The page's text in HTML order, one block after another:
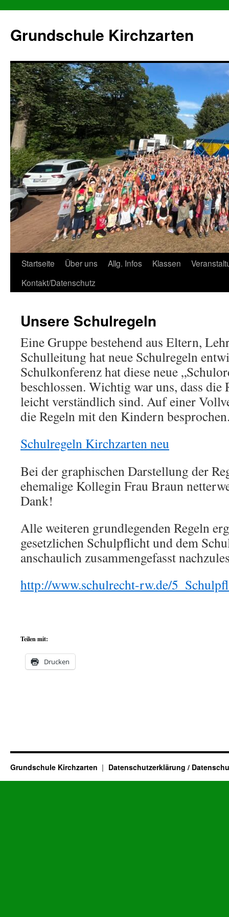
Grundschule Kirchzarten
Zum
Inhalt
Startseite Über uns Allg. Infos Klassen
Kontakt/Datenschutz
Unsere Schulregeln
Eine Gruppe bestehend aus Eltern,
Schulleitung hat neue Schulregeln
Schulkonferenz hat diese neue
beschlossen. Wichtig war uns, dass
leicht verständlich sind. Auf einer
die Regeln mit den Kindern
Schulregeln Kirchzarten neu
Bei der graphischen Darstellung der
ehemalige Kollegin Frau Braun
Dank!
Alle weiteren grundlegenden Regeln
gesetzlichen Schulpflicht und dem
anschaulich zusammengefasst
http://www.schulrecht-rw.de/
Teilen mit:
Drucken
Grundschule Kirchzarten Datenschutzerklärung /